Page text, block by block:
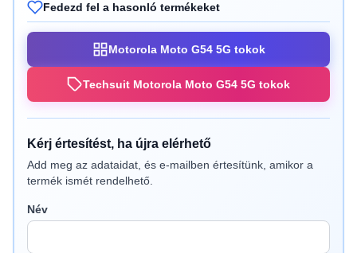
Fedezd fel a hasonló termékeket
Motorola Moto G54 5G tokok
Techsuit Motorola Moto G54 5G tokok
Kérj értesítést, ha újra elérhető
Add meg az adataidat, és e-mailben értesítünk, amikor a
termék ismét rendelhető.
Név